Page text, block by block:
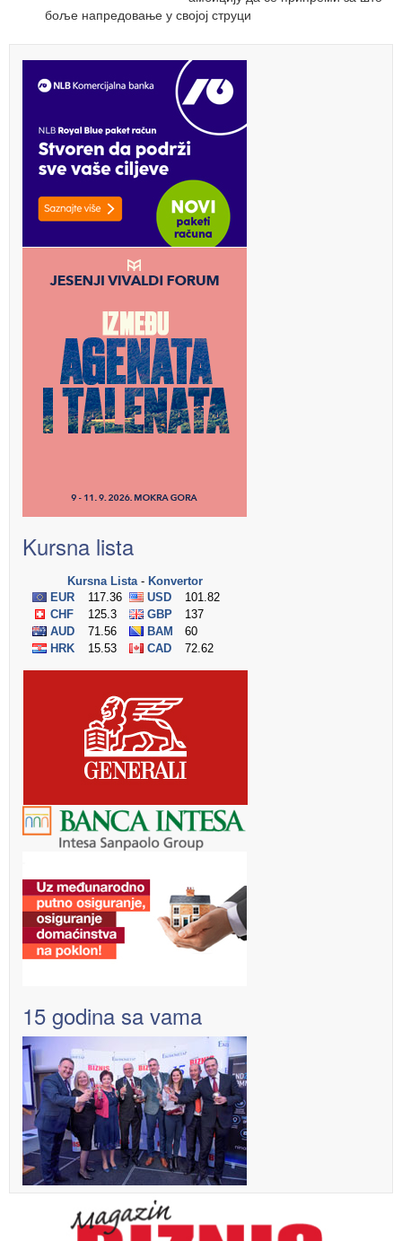
боље напредовање у својој струци
Kursna lista
15 godina sa vama